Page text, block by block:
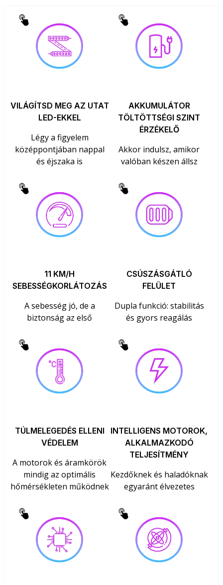
VILÁGÍTSD MEG AZ UTAT
LED-EKKEL
Légy a figyelem
középpontjában nappal
és éjszaka is
AKKUMULÁTOR
TÖLTÖTTSÉGI SZINT
ÉRZÉKELŐ
Akkor indulsz, amikor
valóban készen állsz
11 KM/H
SEBESSÉGKORLÁTOZÁS
A sebesség jó, de a
biztonság az első
CSÚSZÁSGÁTLÓ
FELÜLET
Dupla funkció: stabilitás
és gyors reagálás
TÚLMELEGEDÉS ELLENI
VÉDELEM
A motorok és áramkörök
mindig az optimális
hőmérsékleten működnek
INTELLIGENS MOTOROK,
ALKALMAZKODÓ
TELJESÍTMÉNY
Kezdőknek és haladóknak
egyaránt élvezetes